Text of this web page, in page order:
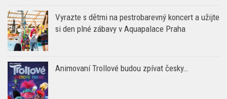
Animovaní Trollové budou zpívat česky…